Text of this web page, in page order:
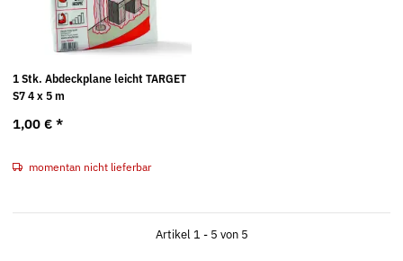
1 Stk. Abdeckplane leicht TARGET
S7 4 x 5 m
1,00 € *
momentan nicht lieferbar
Artikel 1 - 5 von 5